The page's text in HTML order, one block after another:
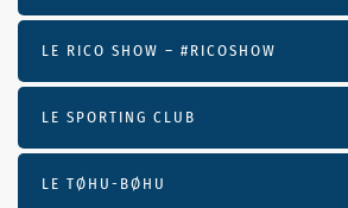
LE RICO SHOW – #RICOSHOW
LE SPORTING CLUB
LE TØHU-BØHU